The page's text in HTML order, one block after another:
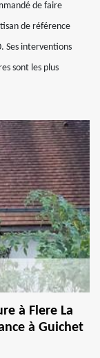
de faire
de référence
Ses interventions
sont les plus
à Flere La
à Guichet